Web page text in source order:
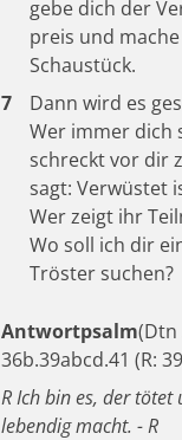
gebe dich der
preis und
Schaustück.
7
Dann wird es
Wer immer dich
schreckt vor dir
sagt: Verwüstet
Wer zeigt ihr
Wo soll ich dir
Tröster suchen?
Antwortpsalm(Dtn
36b.39abcd.41 (R:
R Ich bin es, der tötet
lebendig macht. - R